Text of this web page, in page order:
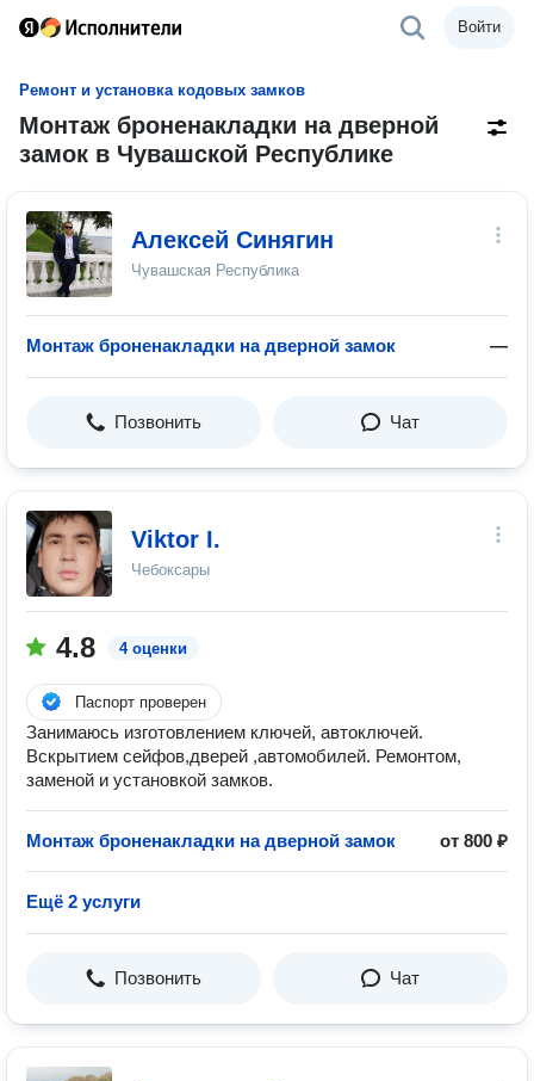
Войти
Ремонт и установка кодовых замков
Монтаж броненакладки на дверной
замок в Чувашской Республике
Алексей Синягин
Чувашская Республика
Монтаж броненакладки на дверной замок —
Позвонить Чат
Viktor I.
Чебоксары
4.8 4 оценки
Паспорт проверен
Занимаюсь изготовлением ключей, автоключей.
Вскрытием сейфов,дверей ,автомобилей. Ремонтом,
заменой и установкой замков.
Монтаж броненакладки на дверной замок от 800 ₽
Ещё 2 услуги
Позвонить Чат